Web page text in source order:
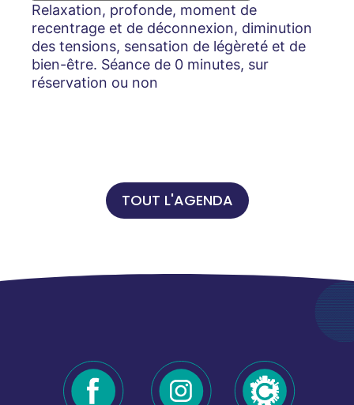
Relaxation, profonde, moment de
recentrage et de déconnexion, diminution
des tensions, sensation de légèreté et de
bien-être. Séance de 0 minutes, sur
réservation ou non
TOUT L'AGENDA